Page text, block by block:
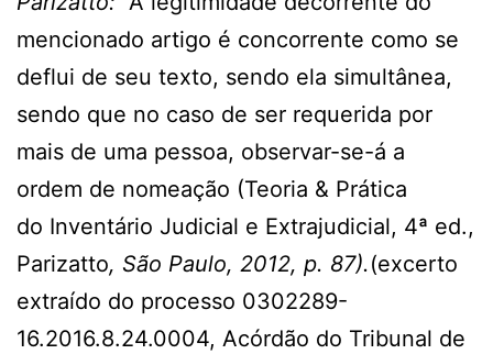
mencionado artigo é concorrente como se
deflui de seu texto, sendo ela simultânea,
sendo que no caso de ser requerida por
mais de uma pessoa, observar-se-á a
ordem de nomeação (Teoria & Prática
do Inventário Judicial e Extrajudicial, 4ª ed.,
Parizatto, São Paulo, 2012, p. 87).(excerto
extraído do processo 0302289-
16.2016.8.24.0004, Acórdão do Tribunal de